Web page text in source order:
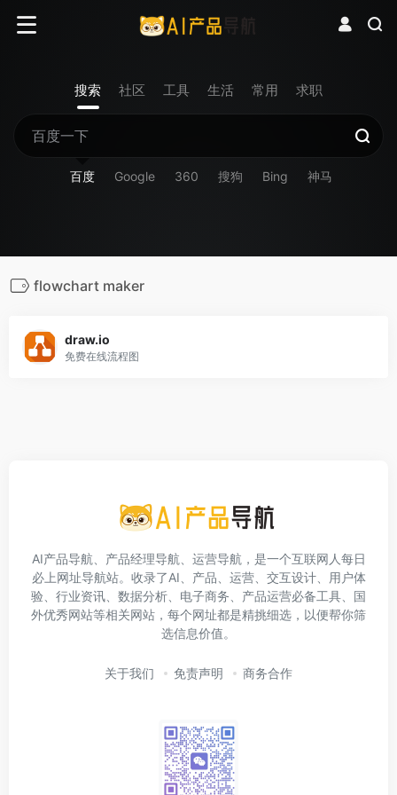
搜索 社区 工具 生活 常用 求职
百度 Google 360 搜狗 Bing 神马
flowchart maker
draw.io
免费在线流程图
AI产品导航、产品经理导航、运营导航，是一个互联网人每日
必上网址导航站。收录了AI、产品、运营、交互设计、用户体
验、行业资讯、数据分析、电子商务、产品运营必备工具、国
外优秀网站等相关网站，每个网址都是精挑细选，以便帮你筛
选信息价值。
关于我们 免责声明 商务合作